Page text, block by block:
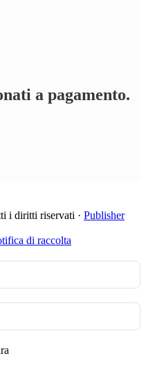
a pagamento.
i diritti riservati · Publisher
di raccolta